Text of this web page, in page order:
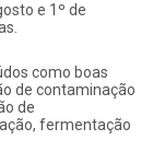
e 1º de
como boas
de contaminação
de
fermentação